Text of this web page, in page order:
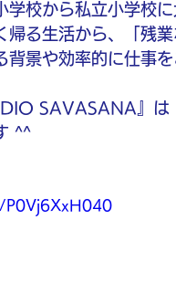
学校から私立小学校
帰る生活から、「残
背景や効率的に仕事
SAVASANA』は
^^